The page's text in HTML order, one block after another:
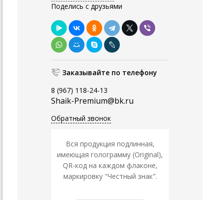
Поделись с друзьями
Заказывайте по телефону
8 (967) 118-24-13
Shaik-Premium@bk.ru
Обратный звонок
Вся продукция подлинная,
имеющая голограмму (Original),
QR-код на каждом флаконе,
маркировку "Честный знак".